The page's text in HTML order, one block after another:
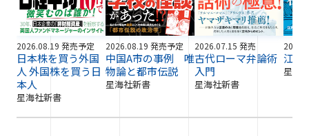
2026.08.19 発売予定
日本株を買う外国
人 外国株を買う日
本人
星海社新書
2026.08.19 発売予定
中国A市の事例 唯
物論と都市伝説
星海社新書
2026.07.15 発売
古代ローマ弁論術
入門
星海社新書
江戸
星海